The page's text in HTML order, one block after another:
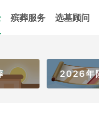
殡葬服务 选墓顾问
园价格表